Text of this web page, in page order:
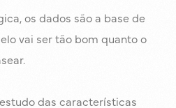
os dados são a base de
vai ser tão bom quanto o
das características